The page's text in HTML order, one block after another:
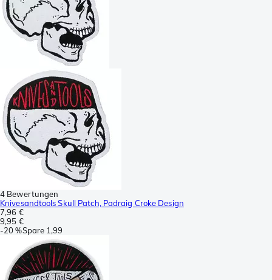
4 Bewertungen
Knivesandtools Skull Patch, Padraig Croke Design
7,96 €
9,95 €
-20 %Spare 1,99